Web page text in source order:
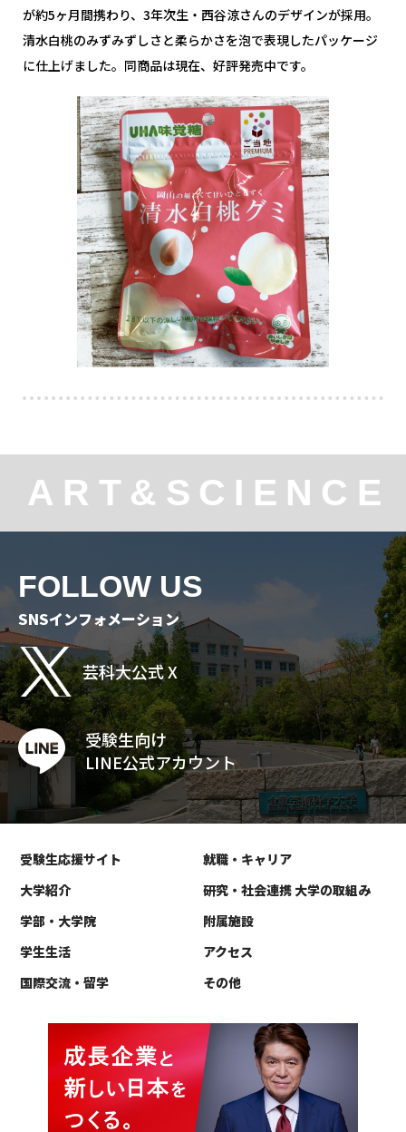
が約5ヶ月間携わり、3年次生・西谷涼さんのデザインが採用。
清水白桃のみずみずしさと柔らかさを泡で表現したパッケージ
に仕上げました。同商品は現在、好評発売中です。
ART&SCIENCE
FOLLOW US
SNSインフォメーション
芸科大公式 X
受験生向け
LINE公式アカウント
受験生応援サイト
大学紹介
学部・大学院
学生生活
国際交流・留学
就職・キャリア
研究・社会連携 大学の取組み
附属施設
アクセス
その他